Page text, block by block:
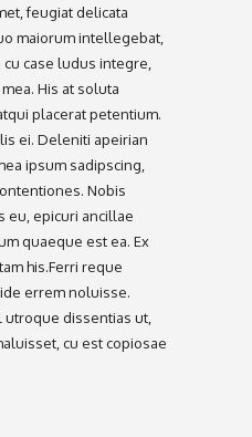
feugiat delicata
maiorum intellegebat,
case ludus integre,
His at soluta
placerat petentium.
ei. Deleniti apeirian
ipsum sadipscing,
Nobis
eu, epicuri ancillae
quaeque est ea. Ex
his.Ferri reque
errem noluisse.
dissentias ut,
cu est copiosae